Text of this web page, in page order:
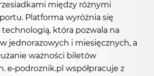
między różnymi
Platforma wyróżnia się
technologią, która pozwala na
jednorazowych i miesięcznych, a
ważności biletów
e-podroznik.pl współpracuje z